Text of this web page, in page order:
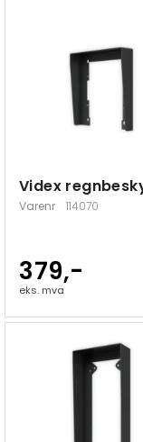
Varenr 114070
379,-
eks. mva